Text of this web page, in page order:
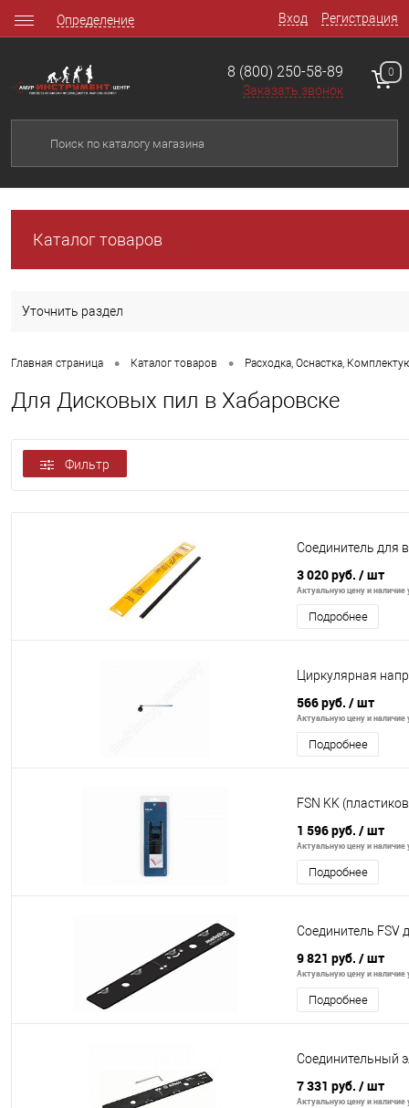
Вход Регистрация
Определение
8 (800) 250-58-89
Заказать звонок
0
Каталог товаров
Уточнить раздел
Главная страница • Каталог товаров • Расходка, Оснастка,
Для Дисковых пил в Хабаровске
Фильтр
Соединитель для
3 020 руб. / шт
Актуальную цену и наличие
Подробнее
Циркулярная
566 руб. / шт
Актуальную цену и наличие
Подробнее
FSN KK
1 596 руб. / шт
Актуальную цену и наличие
Подробнее
Соединитель FSV
9 821 руб. / шт
Актуальную цену и наличие
Подробнее
Соединительный
7 331 руб. / шт
Актуальную цену и наличие